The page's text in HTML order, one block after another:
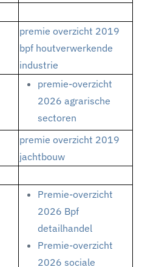
premie overzicht 2019
bpf houtverwerkende
industrie
premie-overzicht
2026 agrarische
sectoren
premie overzicht 2019
jachtbouw
Premie-overzicht
2026 Bpf
detailhandel
Premie-overzicht
2026 sociale